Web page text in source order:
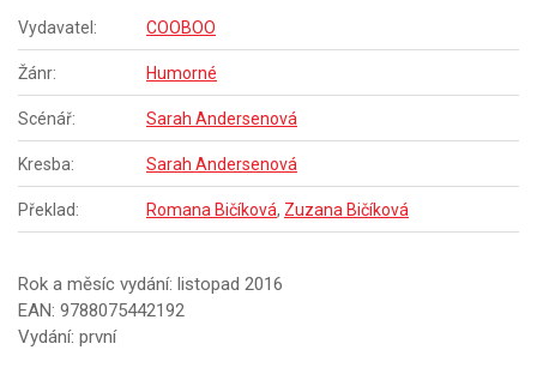
Vydavatel: COOBOO
Žánr: Humorné
Scénář: Sarah Andersenová
Kresba: Sarah Andersenová
Překlad: Romana Bičíková, Zuzana Bičíková
Rok a měsíc vydání: listopad 2016
EAN: 9788075442192
Vydání: první